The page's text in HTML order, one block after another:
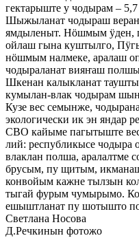
гектарыште у чодырам –
Шыжыланат чодыраш
ямдыленыт. Нӧшмым
ойлаш гына куштылго,
нӧшмым налмеке, аралаш
чодыраланат вияҥаш
Шкенан калыкланат
кумылан-влак чодырам
Кузе вес семынже,
экологически ик эн яндар
СВО кайыме пагытыште
лий: республикысе чодыра
влаклан полша,
брусым, пу щитым,
конвойым кажне тылзын
тыгай фурым чумырымо.
ешыштланат пу шотышто
Светлана Носова
Д.Речкинын фотожо